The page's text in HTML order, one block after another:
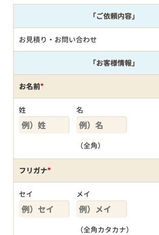
「ご依頼内容」
お見積り・お問い合わせ
「お客様情報」
お名前*
姓 名
（全角）
フリガナ*
セイ メイ
（全角カタカナ）